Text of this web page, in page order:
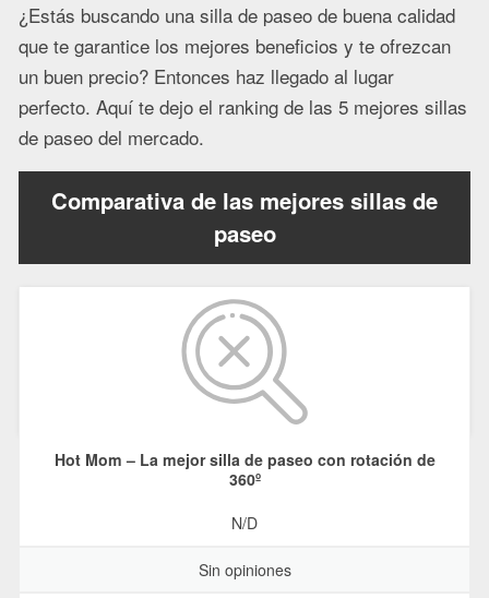
¿Estás buscando una silla de paseo de buena calidad
que te garantice los mejores beneficios y te ofrezcan
un buen precio? Entonces haz llegado al lugar
perfecto. Aquí te dejo el ranking de las 5 mejores sillas
de paseo del mercado.
Comparativa de las mejores sillas de
paseo
Hot Mom – La mejor silla de paseo con rotación de
360º
N/D
Sin opiniones